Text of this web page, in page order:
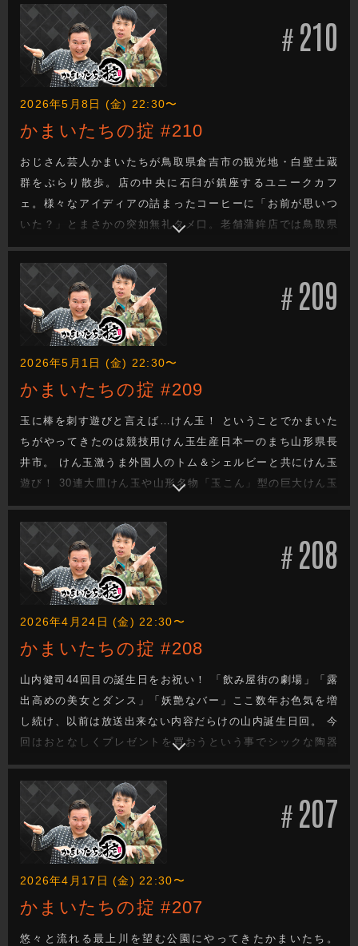
ほとんど残っていないというスマートボールを体験！ 娯楽に
はうるさいかまいたちが罰ゲームを賭けて対戦！負けたらパ
シりの真剣勝負！
# 210
2026年5月8日 (金) 22:30〜
かまいたちの掟 #210
おじさん芸人かまいたちが鳥取県倉吉市の観光地・白壁土蔵
群をぶらり散歩。店の中央に石臼が鎮座するユニークカフ
ェ。様々なアイディアの詰まったコーヒーに「お前が思いつ
いた？」とまさかの突如無礼タメ口。老舗蒲鉾店では鳥取県
初の総理大臣・石破総理にあやかった新商品を発見。「早く
食べないと商品名が変わる…」と国に対して突如風刺ボケ。
その他「弓道体験」にリアルねこ着ぐるみ男性が販売する焼
き芋が常温で「猫やなぁ」
# 209
2026年5月1日 (金) 22:30〜
かまいたちの掟 #209
玉に棒を刺す遊びと言えば…けん玉！ ということでかまいた
ちがやってきたのは競技用けん玉生産日本一のまち山形県長
井市。 けん玉激うま外国人のトム＆シェルビーと共にけん玉
遊び！ 30連大皿けん玉や山形名物「玉こん」型の巨大けん玉
など変わり種けん玉で遊んだ後は、かまいたち二人で腕前を
本格検定！ 器用な濱家にまさかの山内勝利！？ 最後はみんな
でけん玉対決！ 挑戦する技を決めるくじの中身が想像と違
い…
# 208
2026年4月24日 (金) 22:30〜
かまいたちの掟 #208
山内健司44回目の誕生日をお祝い！ 「飲み屋街の劇場」「露
出高めの美女とダンス」「妖艶なバー」ここ数年お色気を増
し続け、以前は放送出来ない内容だらけの山内誕生日回。 今
回はおとなしくプレゼントを買おうという事でシックな陶器
店へ。 社長と共に商品をみていると、やって来たのは自称
「山形のアイドル」という息子。 金髪ヘアー、純白のダブル
スーツと蝶ネクタイという出で立ちで現れ、山内へ歌のプレ
ゼント。
# 207
2026年4月17日 (金) 22:30〜
かまいたちの掟 #207
悠々と流れる最上川を望む公園にやってきたかまいたち。